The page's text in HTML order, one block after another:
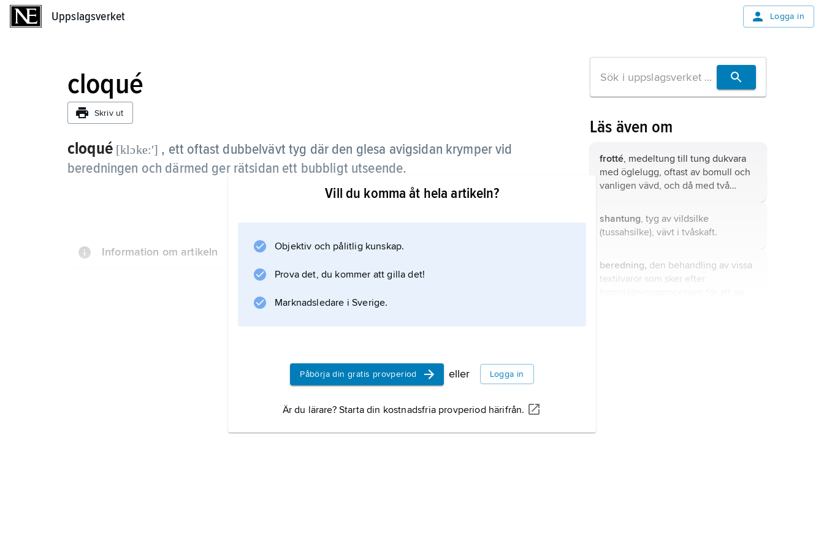
Uppslagsverket Logga in
cloqué
Skriv ut
cloqué [klɔke:ʹ] , ett oftast dubbelvävt tyg där den glesa avigsidan krymper vid
beredningen och därmed ger rätsidan ett bubbligt utseende.
Information om artikeln
Vill du komma åt hela artikeln?
Objektiv och pålitlig kunskap.
Prova det, du kommer att gilla det!
Marknadsledare i Sverige.
Påbörja din gratis provperiod eller Logga in
Är du lärare? Starta din kostnadsfria provperiod härifrån.
Läs även om
frotté, medeltung till tung dukvara
med öglelugg, oftast av bomull och
vanligen vävd, och då med två
båda sidor eller endast på rätsidan.
shantung, tyg av vildsilke
(tussahsilke), vävt i tvåskaft.
beredning, den behandling av vissa
textilvaror som sker efter